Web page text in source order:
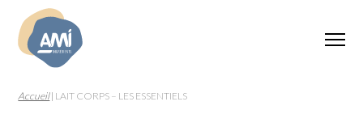
Accueil| LAIT CORPS – LES ESSENTIELS